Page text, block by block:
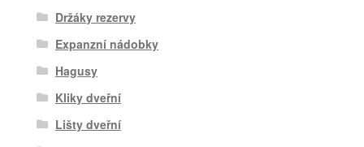
Držáky rezervy
Expanzní nádobky
Hagusy
Kliky dveřní
Lišty dveřní